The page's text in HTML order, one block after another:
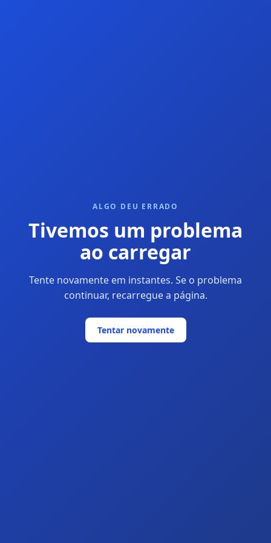
ALGO DEU ERRADO
Tivemos um problema
ao carregar
Tente novamente em instantes. Se o problema
continuar, recarregue a página.
Tentar novamente